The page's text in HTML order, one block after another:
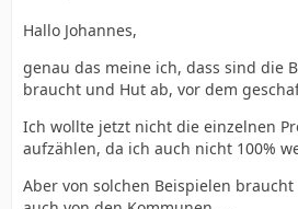
Hallo Johannes,
genau das meine ich, dass sind die
braucht und Hut ab, vor dem
Ich wollte jetzt nicht die einzelnen
aufzählen, da ich auch nicht 100%
Aber von solchen Beispielen